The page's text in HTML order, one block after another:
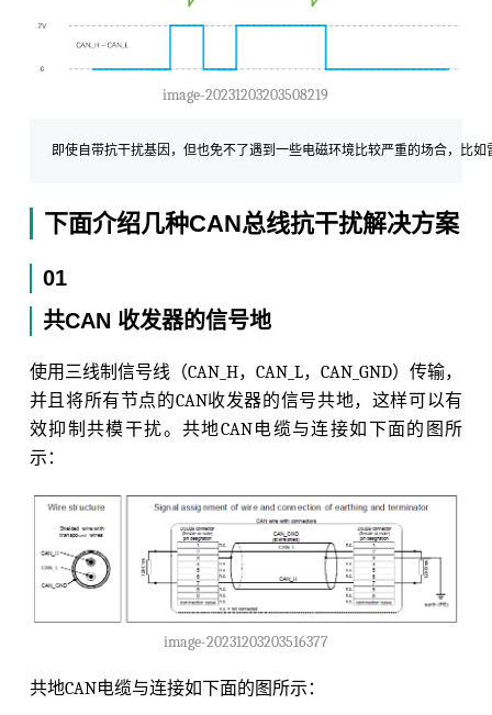
image-20231203203508219
下面介绍几种CAN总线抗干扰解决方案
01
共CAN 收发器的信号地
使用三线制信号线（CAN_H，CAN_L，CAN_GND）传输，
并且将所有节点的CAN收发器的信号共地，这样可以有
效抑制共模干扰。共地CAN电缆与连接如下面的图所
示：
image-20231203203516377
共地CAN电缆与连接如下面的图所示：